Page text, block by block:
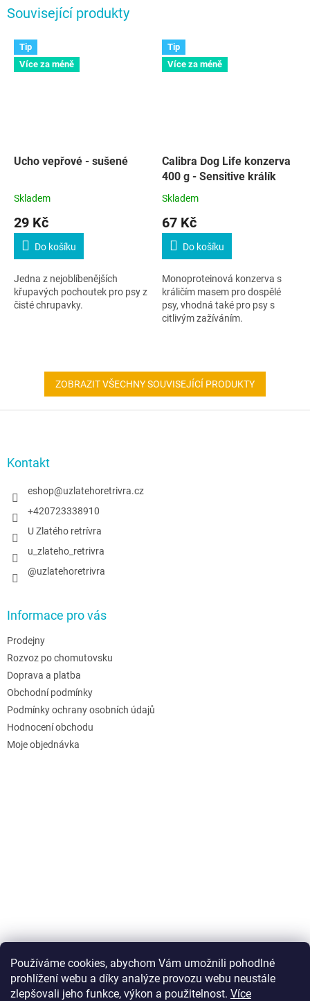
Používáme cookies, abychom Vám umožnili pohodlné
prohlížení webu a díky analýze provozu webu neustále
zlepšovali jeho funkce, výkon a použitelnost. Více
Související produkty
Tip
Více za méně
Ucho vepřové - sušené
Skladem
29 Kč
Do košíku
Jedna z nejoblíbenějších
křupavých pochoutek pro psy z
čisté chrupavky.
Tip
Více za méně
Calibra Dog Life konzerva
400 g - Sensitive králík
Skladem
67 Kč
Do košíku
Monoproteinová konzerva s
králičím masem pro dospělé
psy, vhodná také pro psy s
citlivým zažíváním.
ZOBRAZIT VŠECHNY SOUVISEJÍCÍ PRODUKTY
Kontakt
eshop@uzlatehoretrivra.cz
+420723338910
U Zlatého retrívra
u_zlateho_retrivra
@uzlatehoretrivra
Informace pro vás
Prodejny
Rozvoz po chomutovsku
Doprava a platba
Obchodní podmínky
Podmínky ochrany osobních údajů
Hodnocení obchodu
Moje objednávka